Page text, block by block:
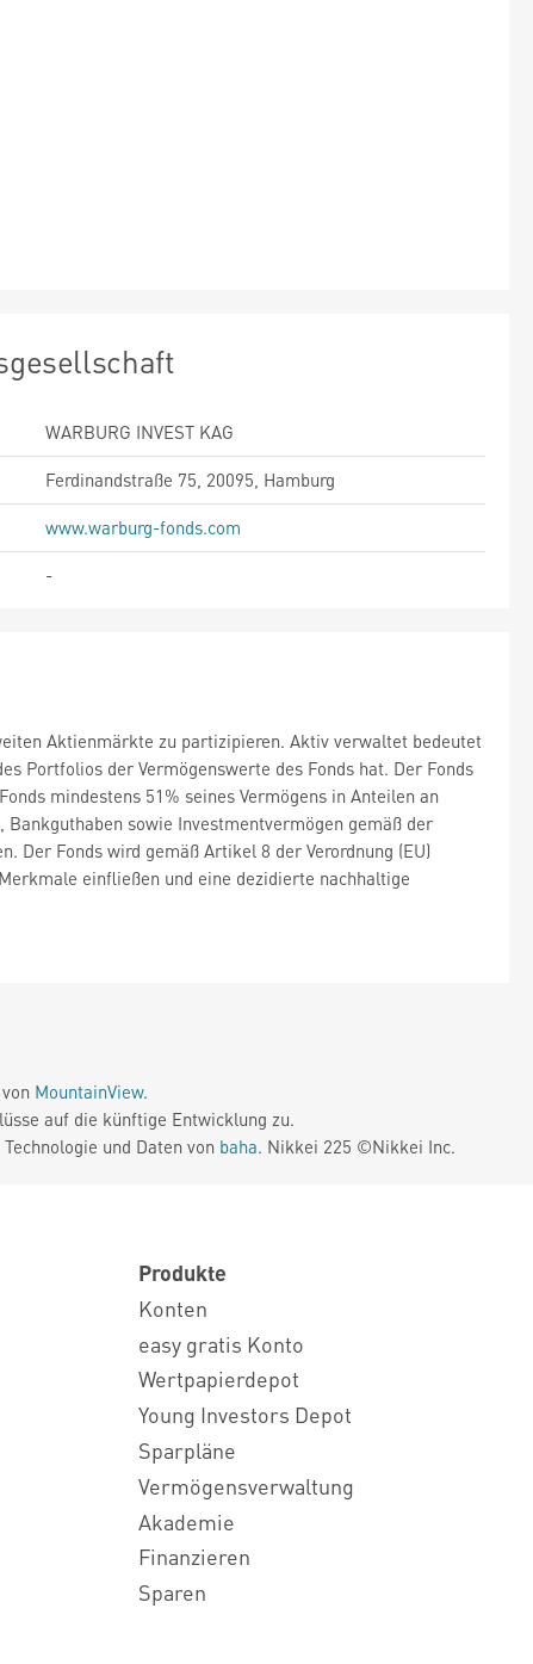
WARBURG INVEST KAG
Ferdinandstraße 75, 20095, Hamburg
www.warburg-fonds.com
-
Aktienmärkte zu partizipieren. Aktiv verwaltet bedeutet
Portfolios der Vermögenswerte des Fonds hat. Der Fonds
mindestens 51% seines Vermögens in Anteilen an
sowie Investmentvermögen gemäß der
Der Fonds wird gemäß Artikel 8 der Verordnung (EU)
einfließen und eine dezidierte nachhaltige
MountainView.
auf die künftige Entwicklung zu.
und Daten von baha. Nikkei 225 ©Nikkei Inc.
Produkte
Konten
easy gratis Konto
Wertpapierdepot
Young Investors Depot
Sparpläne
Vermögensverwaltung
Akademie
Finanzieren
Sparen